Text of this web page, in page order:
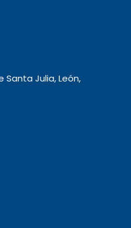
Santa Julia, León,